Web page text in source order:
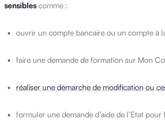
sensibles comme :
ouvrir un compte bancaire ou un compte à
faire une demande de formation sur Mon
réaliser une démarche de modification ou
formuler une demande d’aide de l’Etat